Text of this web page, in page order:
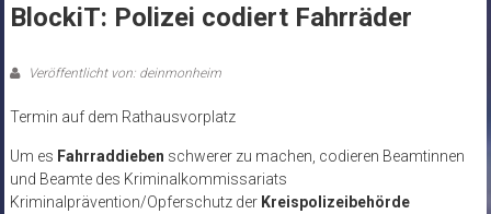
BlockiT: Polizei codiert Fahrräder
Veröffentlicht von: deinmonheim
Termin auf dem Rathausvorplatz
Um es Fahrraddieben schwerer zu machen, codieren Beamtinnen
und Beamte des Kriminalkommissariats
Kriminalprävention/Opferschutz der Kreispolizeibehörde